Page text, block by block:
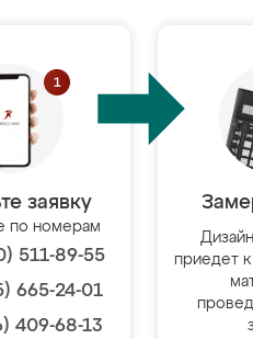
заявку
по номерам
511-89-55
665-24-01
409-68-13
приедет